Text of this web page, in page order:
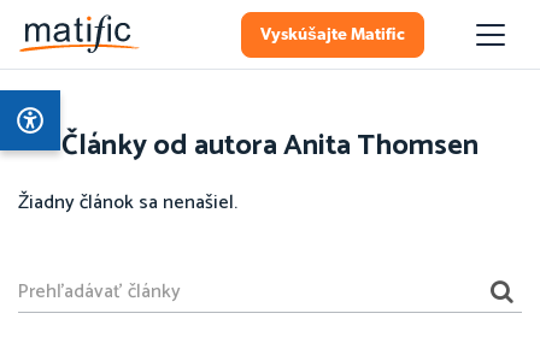
Vyskúšajte Matific
Články od autora Anita Thomsen
Žiadny článok sa nenašiel.